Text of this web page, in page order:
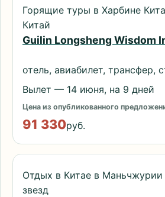
Горящие туры в Харбине
Китай
Guilin Longsheng Wisdom
отель, авиабилет, трансфер,
Вылет — 14 июня, на 9 дней
Цена из опубликованного
91 330руб.
Отдых в Китае в Маньчжурии
звезд